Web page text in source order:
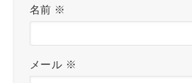
名前 ※
メール ※